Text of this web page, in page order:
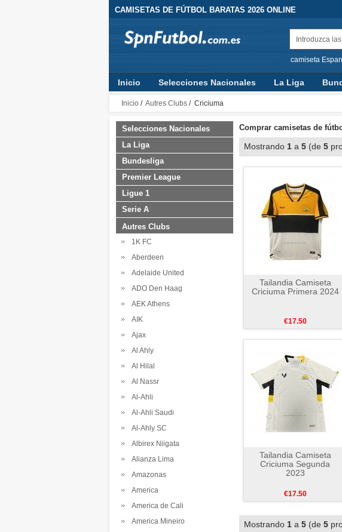
CAMISETAS DE FÚTBOL BARATAS 2026 ONLINE
camiseta
Inicio Selecciones Nacionales La Liga
Inicio / Autres Clubs / Criciuma
Selecciones Nacionales
La Liga
Bundesliga
Premier League
Ligue 1
Serie A
Autres Clubs
1K FC
Aberdeen
Adelaide United
ADO Den Haag
AEK Athens
AIK
Ajax
Al Ahly
Al Hilal
Al Nassr
Al-Ahli
Al-Ahli Saudi
Al-Ahly SC
Albirex Niigata
Alianza Lima
Amazonas
America
America de Cali
America Mineiro
Comprar camisetas de
Mostrando 1 a 5 (de 5
Tailandia Camiseta
Criciuma Primera 2024
€17.50
Tailandia Camiseta
Criciuma Segunda
2023
€17.50
Mostrando 1 a 5 (de 5